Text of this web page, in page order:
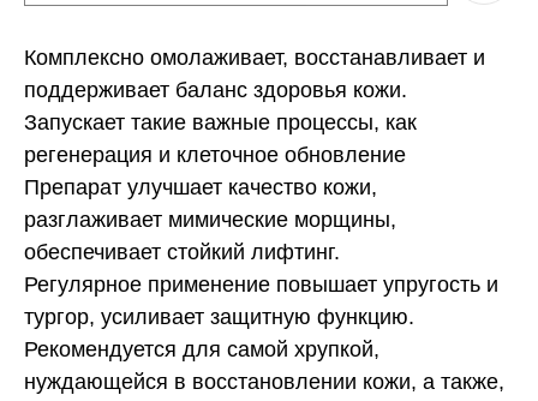
Комплексно омолаживает, восстанавливает и
поддерживает баланс здоровья кожи.
Запускает такие важные процессы, как
регенерация и клеточное обновление
Препарат улучшает качество кожи,
разглаживает мимические морщины,
обеспечивает стойкий лифтинг.
Регулярное применение повышает упругость и
тургор, усиливает защитную функцию.
Рекомендуется для самой хрупкой,
нуждающейся в восстановлении кожи, а также,